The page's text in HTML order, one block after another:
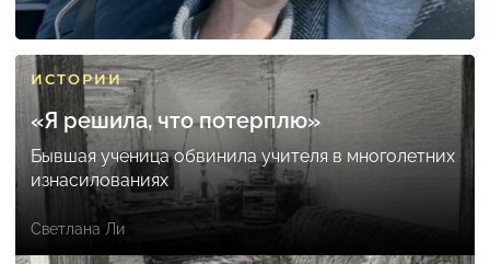
ИСТОРИИ
«Я решила, что потерплю»
Бывшая ученица обвинила учителя в многолетних
изнасилованиях
Светлана Ли